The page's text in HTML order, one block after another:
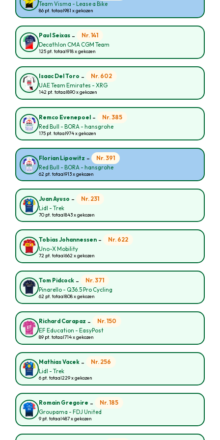
Team Visma - Lease a Bike
86 pt. totaal981 x gekozen
Paul Seixas - Nr. 141
Decathlon CMA CGM Team
125 pt. totaal918 x gekozen
Isaac Del Toro - Nr. 602
UAE Team Emirates - XRG
142 pt. totaal890 x gekozen
Remco Evenepoel - Nr. 385
Red Bull - BORA - hansgrohe
175 pt. totaal974 x gekozen
Florian Lipowitz - Nr. 391
Red Bull - BORA - hansgrohe
62 pt. totaal913 x gekozen
Juan Ayuso - Nr. 231
Lidl - Trek
70 pt. totaal843 x gekozen
Tobias Johannessen - Nr. 622
Uno-X Mobility
72 pt. totaal662 x gekozen
Tom Pidcock - Nr. 371
Pinarello - Q36.5 Pro Cycling
62 pt. totaal808 x gekozen
Richard Carapaz - Nr. 150
EF Education - EasyPost
89 pt. totaal714 x gekozen
Mathias Vacek - Nr. 256
Lidl - Trek
6 pt. totaal229 x gekozen
Romain Gregoire - Nr. 185
Groupama - FDJ United
9 pt. totaal487 x gekozen